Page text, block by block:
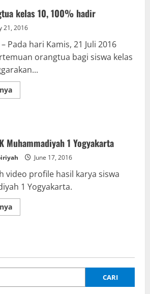
kelas 10, 100% hadir
21, 2016
– Pada hari Kamis, 21 Juli 2016
orangtua bagi siswa kelas
Read
more
100%
hadir
Muhammadiyah 1 Yogyakarta
June 17, 2016
video profile hasil karya siswa
1 Yogyakarta.
Read
more
1
CARI